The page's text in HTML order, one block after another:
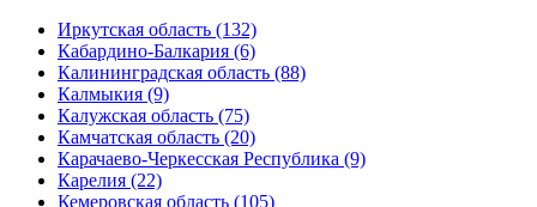
Иркутская область (132)
Кабардино-Балкария (6)
Калининградская область (88)
Калмыкия (9)
Калужская область (75)
Камчатская область (20)
Карачаево-Черкесская Республика (9)
Карелия (22)
Кемеровская область (105)